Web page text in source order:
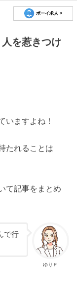
ボーイ求人 >
人を惹きつけ
いますよね！
たれることは
て記事をまとめ
ゆりＰ
で行